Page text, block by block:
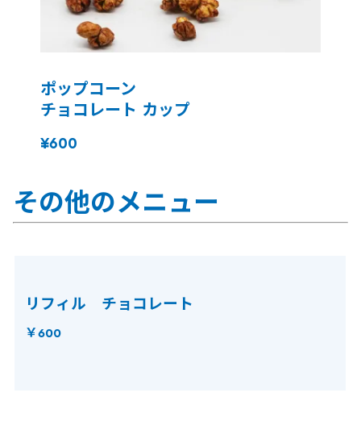
ポップコーン
チョコレート カップ
¥600
その他のメニュー
リフィル チョコレート
￥600